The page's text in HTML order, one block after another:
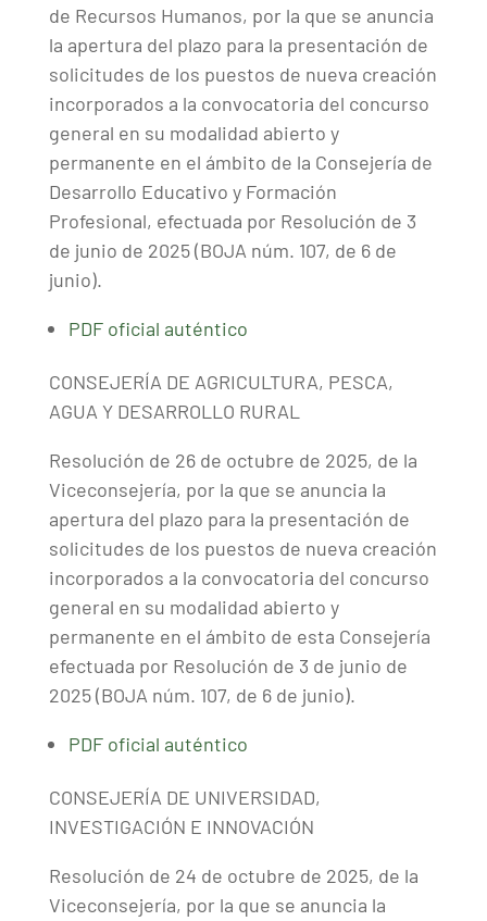
de Recursos Humanos, por la que se anuncia
la apertura del plazo para la presentación de
solicitudes de los puestos de nueva creación
incorporados a la convocatoria del concurso
general en su modalidad abierto y
permanente en el ámbito de la Consejería de
Desarrollo Educativo y Formación
Profesional, efectuada por Resolución de 3
de junio de 2025 (BOJA núm. 107, de 6 de
junio).
PDF oficial auténtico
CONSEJERÍA DE AGRICULTURA, PESCA,
AGUA Y DESARROLLO RURAL
Resolución de 26 de octubre de 2025, de la
Viceconsejería, por la que se anuncia la
apertura del plazo para la presentación de
solicitudes de los puestos de nueva creación
incorporados a la convocatoria del concurso
general en su modalidad abierto y
permanente en el ámbito de esta Consejería
efectuada por Resolución de 3 de junio de
2025 (BOJA núm. 107, de 6 de junio).
PDF oficial auténtico
CONSEJERÍA DE UNIVERSIDAD,
INVESTIGACIÓN E INNOVACIÓN
Resolución de 24 de octubre de 2025, de la
Viceconsejería, por la que se anuncia la